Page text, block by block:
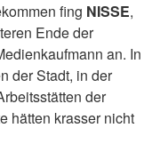
fing NISSE,
Ende der
an. In
der Stadt, in der
der
hätten krasser nicht